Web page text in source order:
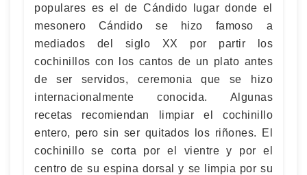
populares es el de Cándido lugar donde el
mesonero Cándido se hizo famoso a
mediados del siglo XX por partir los
cochinillos con los cantos de un plato antes
de ser servidos, ceremonia que se hizo
internacionalmente conocida. Algunas
recetas recomiendan limpiar el cochinillo
entero, pero sin ser quitados los riñones. El
cochinillo se corta por el vientre y por el
centro de su espina dorsal y se limpia por su